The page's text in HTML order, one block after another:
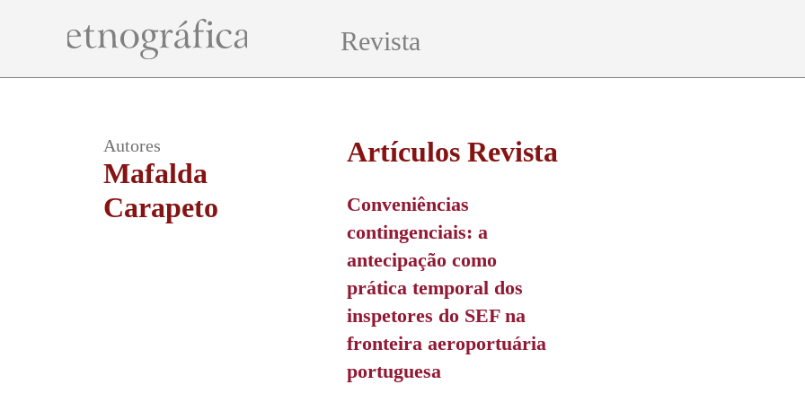
Revista
Autores
Mafalda
Carapeto
Artículos Revista
Conveniências
contingenciais: a
antecipação como
prática temporal dos
inspetores do SEF na
fronteira aeroportuária
portuguesa